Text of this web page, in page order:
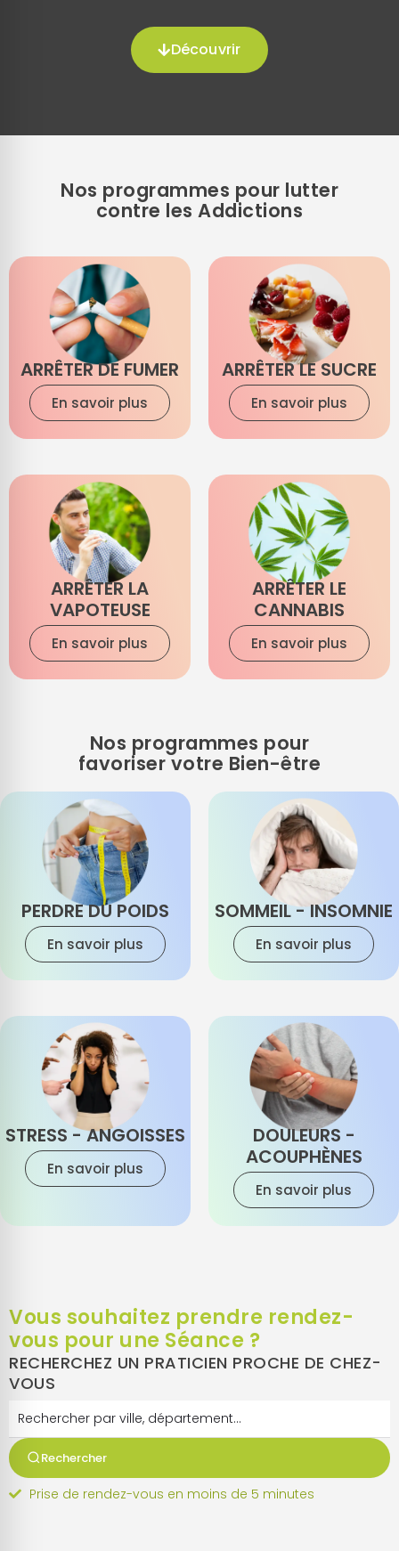
Découvrir
Nos programmes pour lutter
contre les Addictions
ARRÊTER DE FUMER
En savoir plus
ARRÊTER LE SUCRE
En savoir plus
ARRÊTER LA
VAPOTEUSE
En savoir plus
ARRÊTER LE
CANNABIS
En savoir plus
Nos programmes pour
favoriser votre Bien-être
PERDRE DU POIDS
En savoir plus
SOMMEIL - INSOMNIE
En savoir plus
STRESS - ANGOISSES
En savoir plus
DOULEURS -
ACOUPHÈNES
En savoir plus
Vous souhaitez prendre rendez-
vous pour une Séance ?
RECHERCHEZ UN PRATICIEN PROCHE DE CHEZ-
VOUS
Rechercher
Prise de rendez-vous en moins de 5 minutes